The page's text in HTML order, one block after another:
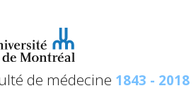
de médecine 1843 - 2018